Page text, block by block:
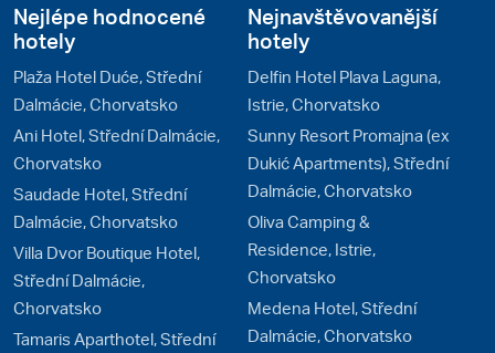
Nejlépe hodnocené
hotely
Plaža Hotel Duće, Střední
Dalmácie, Chorvatsko
Ani Hotel, Střední Dalmácie,
Chorvatsko
Saudade Hotel, Střední
Dalmácie, Chorvatsko
Villa Dvor Boutique Hotel,
Střední Dalmácie,
Chorvatsko
Tamaris Aparthotel, Střední
Nejnavštěvovanější
hotely
Delfin Hotel Plava Laguna,
Istrie, Chorvatsko
Sunny Resort Promajna (ex
Dukić Apartments), Střední
Dalmácie, Chorvatsko
Oliva Camping &
Residence, Istrie,
Chorvatsko
Medena Hotel, Střední
Dalmácie, Chorvatsko